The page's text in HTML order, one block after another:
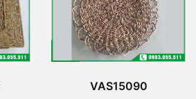
VAS15090